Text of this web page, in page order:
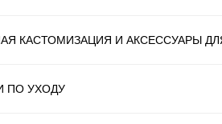
КАСТОМИЗАЦИЯ И АКСЕССУАРЫ
ПО УХОДУ